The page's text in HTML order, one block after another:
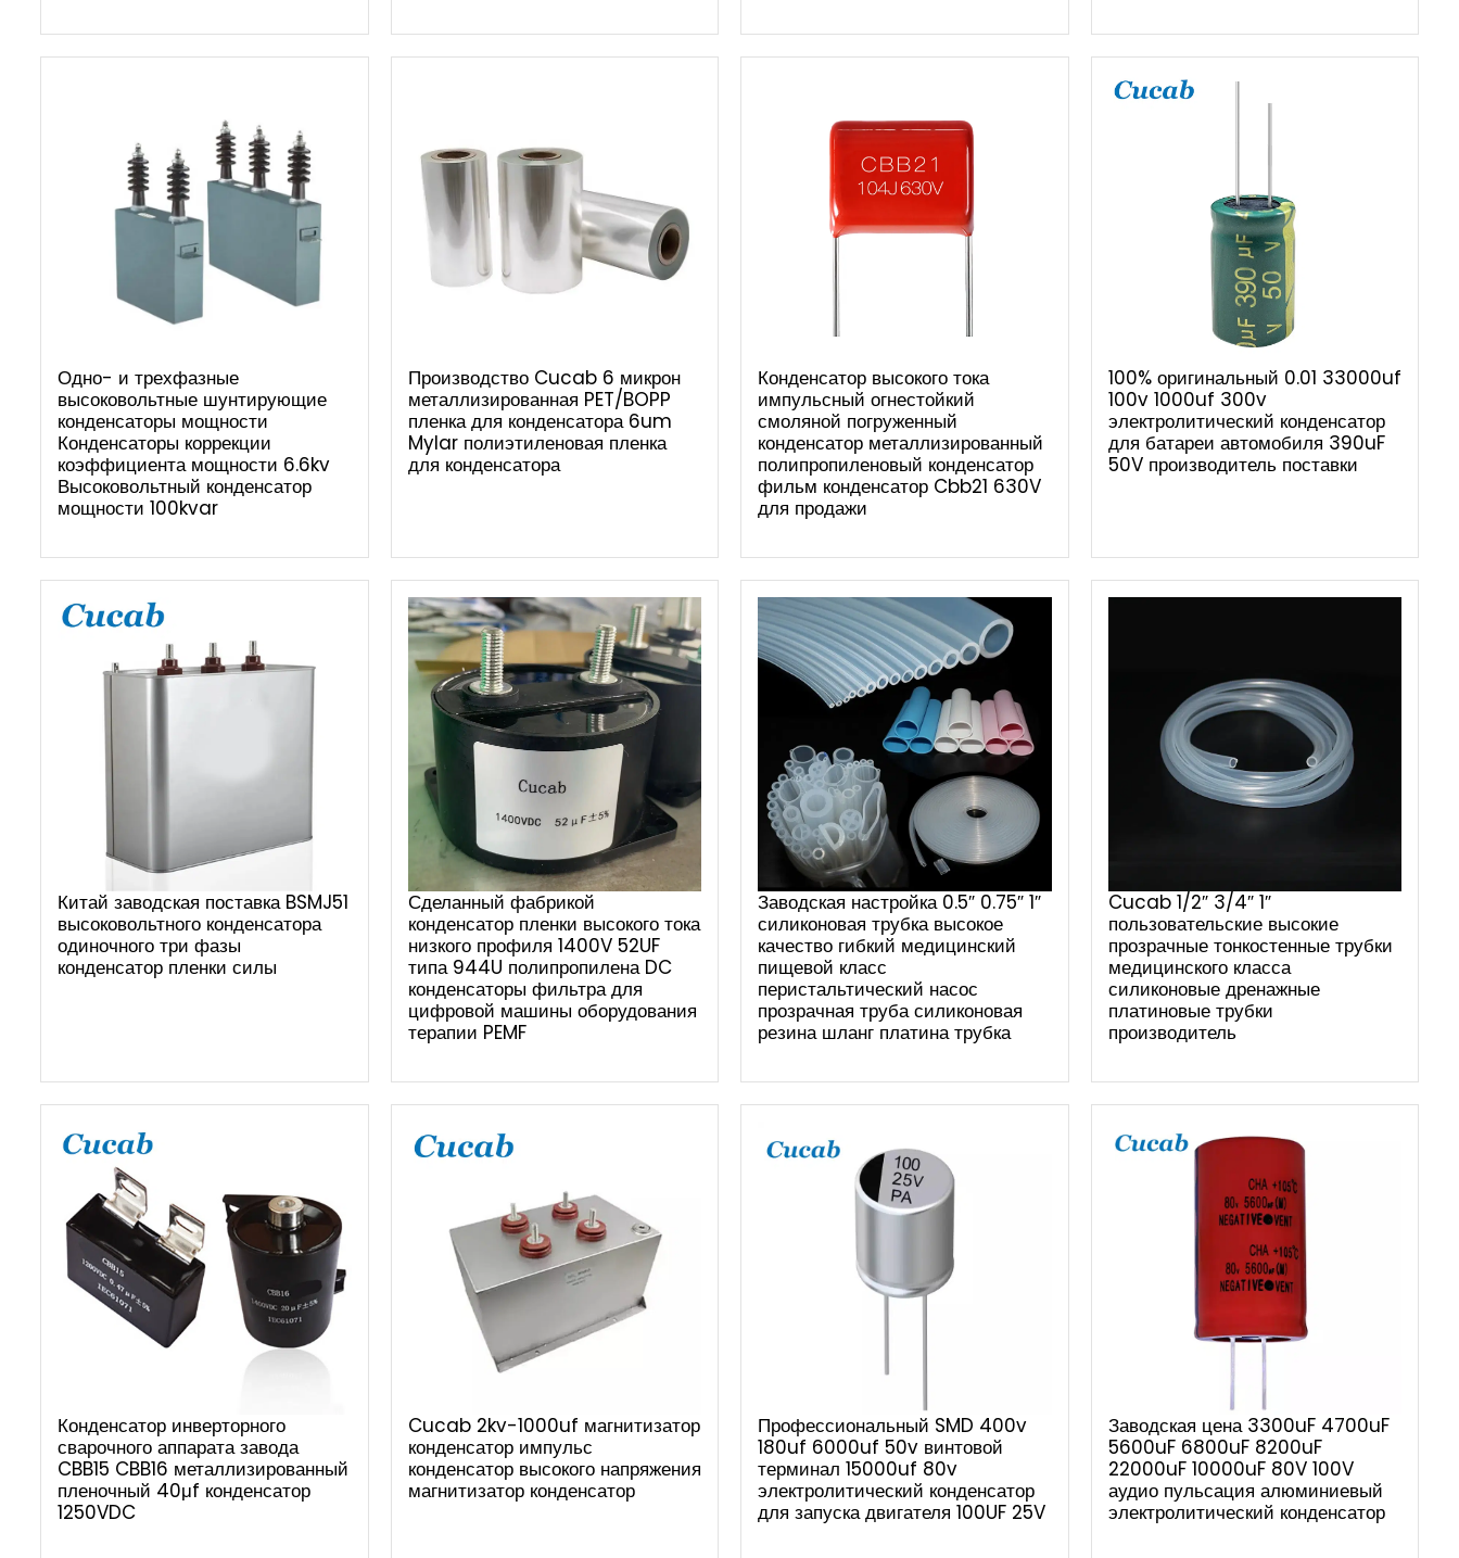
Одно- и трехфазные
высоковольтные шунтирующие
конденсаторы мощности
Конденсаторы коррекции
коэффициента мощности 6.6kv
Высоковольтный конденсатор
мощности 100kvar
Производство Cucab 6 микрон
металлизированная PET/BOPP
пленка для конденсатора 6um
Mylar полиэтиленовая пленка
для конденсатора
Конденсатор высокого тока
импульсный огнестойкий
смоляной погруженный
конденсатор металлизированный
полипропиленовый конденсатор
фильм конденсатор Cbb21 630V
для продажи
100% оригинальный 0.01 33000uf
100v 1000uf 300v
электролитический конденсатор
для батареи автомобиля 390uF
50V производитель поставки
Китай заводская поставка BSMJ51
высоковольтного конденсатора
одиночного три фазы
конденсатор пленки силы
Сделанный фабрикой
конденсатор пленки высокого тока
низкого профиля 1400V 52UF
типа 944U полипропилена DC
конденсаторы фильтра для
цифровой машины оборудования
терапии PEMF
Заводская настройка 0.5″ 0.75″ 1″
силиконовая трубка высокое
качество гибкий медицинский
пищевой класс
перистальтический насос
прозрачная труба силиконовая
резина шланг платина трубка
Cucab 1/2″ 3/4″ 1″
пользовательские высокие
прозрачные тонкостенные трубки
медицинского класса
силиконовые дренажные
платиновые трубки
производитель
Конденсатор инверторного
сварочного аппарата завода
CBB15 CBB16 металлизированный
пленочный 40μf конденсатор
1250VDC
Cucab 2kv-1000uf магнитизатор
конденсатор импульс
конденсатор высокого напряжения
магнитизатор конденсатор
Профессиональный SMD 400v
180uf 6000uf 50v винтовой
терминал 15000uf 80v
электролитический конденсатор
для запуска двигателя 100UF 25V
Заводская цена 3300uF 4700uF
5600uF 6800uF 8200uF
22000uF 10000uF 80V 100V
аудио пульсация алюминиевый
электролитический конденсатор